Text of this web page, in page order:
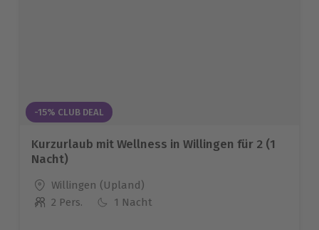
-15% CLUB DEAL
Kurzurlaub mit Wellness in Willingen für 2 (1
Nacht)
Standort
Willingen (Upland)
Anzahl der Teilnehmer
2 Pers. 1 Nacht